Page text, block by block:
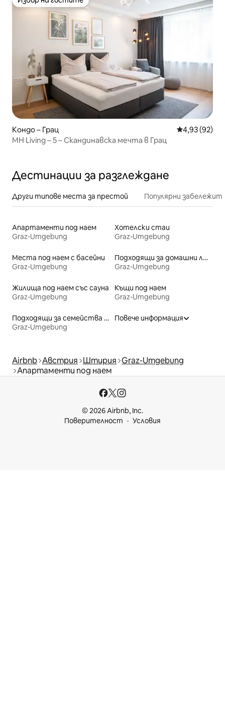
Избор на гостите
Кондо – Грац Средна
4,93 (92)
MH Living – 5 – Скандинавска мечта в Грац
Дестинации за разглеждане
Други типове места за престой Популярни
Апартаменти под наем
Graz-Umgebung
Хотелски стаи
Graz-Umgebung
Места под наем с басейни
Graz-Umgebung
Подходящи за домашни любимци места под наем
Graz-Umgebung
Жилища под наем със сауна
Graz-Umgebung
Къщи под наем
Graz-Umgebung
Подходящи за семейства места под наем
Graz-Umgebung
Повече информация
Airbnb Австрия Штирия Graz-Umgebung
Апартаменти под наем
© 2026 Airbnb, Inc.
Поверителност
Условия